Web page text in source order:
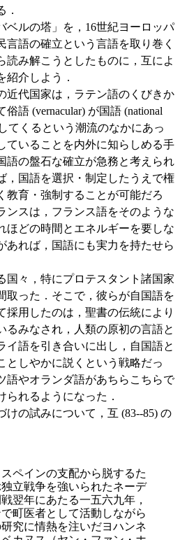
．
ルの塔」を，16世紀ヨーロッパ
言語の確立という言語を取り巻く
読み解こうとしたものに，互によ
紹介しよう．
代国家は，ラテン語のくびきか
語 (vernacular) が国語 (national
てくるという潮流のなかにあっ
ていることを内外に知らしめる手
語の盤石な確立が急務と考えられ
，国語を選択・制定したうえで権
教育・強制することが可能だろ
ンスは，フランス語をそのような
ほどの時間とエネルギーを要しな
あれば，国語にも実力を持たせら
々，特にプロテスタント諸国家
取った．そこで，彼らが自国語を
採用したのは，聖書の伝統により
るみなされ，人類の原初の言語と
イ語を引き合いに出し，自国語と
としやかに説くという戦略だっ
語やオランダ語があちらこちらで
られるようになった．
の試みについて，互 (83--85) の
ペインの支配から脱するた
立戦争を強いられたネーデ
翌年にあたる一五六九年，
町医者として活動しながら
究に情熱を注いだヨハンネ